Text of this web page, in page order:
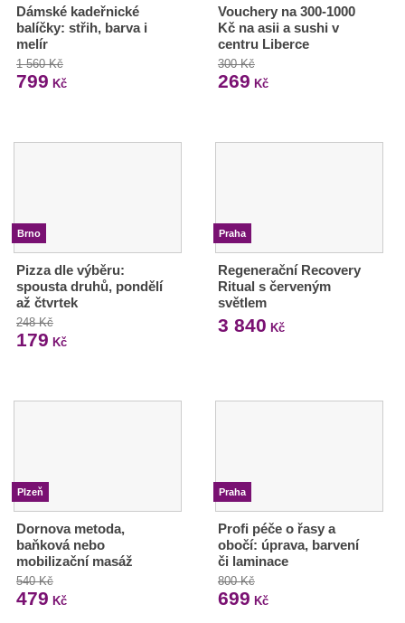
Dámské kadeřnické
balíčky: střih, barva i
melír
1 560 Kč
799 Kč
Vouchery na 300-1000
Kč na asii a sushi v
centru Liberce
300 Kč
269 Kč
Brno
Pizza dle výběru:
spousta druhů, pondělí
až čtvrtek
248 Kč
179 Kč
Praha
Regenerační Recovery
Ritual s červeným
světlem
3 840 Kč
Plzeň
Dornova metoda,
baňková nebo
mobilizační masáž
540 Kč
479 Kč
Praha
Profi péče o řasy a
obočí: úprava, barvení
či laminace
800 Kč
699 Kč